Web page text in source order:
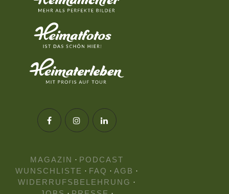
MAGAZIN · PODCAST
WUNSCHLISTE · FAQ · AGB ·
WIDERRUFSBELEHRUNG ·